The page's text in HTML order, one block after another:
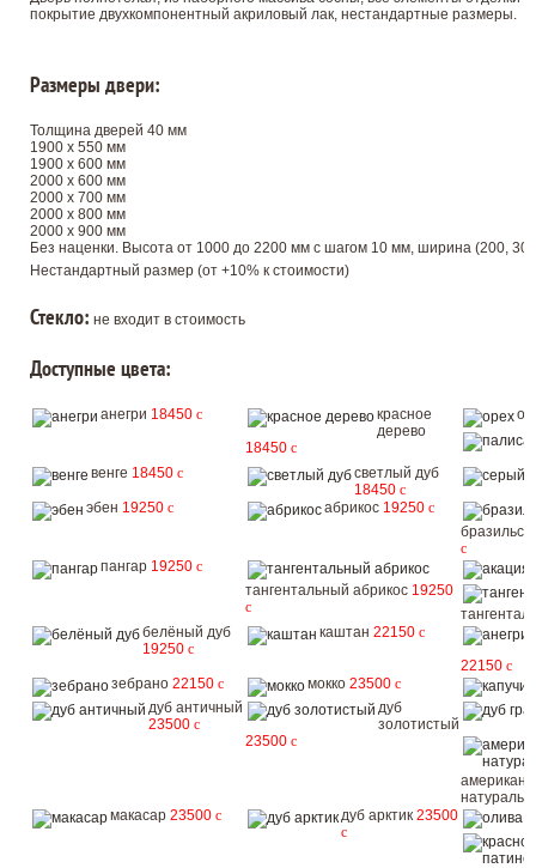
покрытие двухкомпонентный акриловый лак, нестандартные размеры.
Размеры двери:
Толщина дверей 40 мм
1900 х 550 мм
1900 х 600 мм
2000 х 600 мм
2000 х 700 мм
2000 х 800 мм
2000 х 900 мм
Без наценки. Высота от 1000 до 2200 мм с шагом 10 мм, ширина (200,
Нестандартный размер (от +10% к стоимости)
Стекло: не входит в стоимость
Доступные цвета:
анегри 18450 c
красное
дерево
18450 c
венге 18450 c
светлый дуб
18450 c
эбен 19250 c абрикос 19250 c
c
пангар 19250 c
тангентальный абрикос 19250
c
белёный дуб
19250 c
каштан 22150 c
22150 c
зебрано 22150 c мокко 23500 c
дуб античный
23500 c
дуб
золотистый
23500 c
макасар 23500 c дуб арктик 23500
c